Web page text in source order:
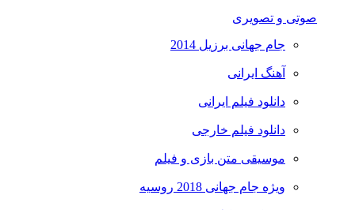
صوتی و تصویری
جام جهانی برزیل 2014
آهنگ ایرانی
دانلود فیلم ایرانی
دانلود فیلم خارجی
موسیقی متن بازی و فیلم
ویژه جام جهانی 2018 روسیه